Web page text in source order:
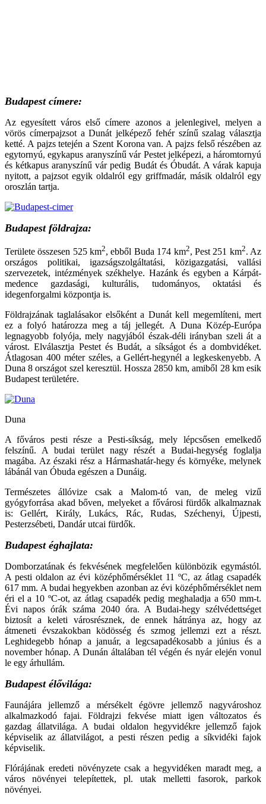
Budapest címere:
Az egyesített város első címere azonos a jelenlegivel, melyen a
vörös címerpajzsot a Dunát jelképező fehér színű szalag választja
ketté. A pajzs tetején a Szent Korona van. A pajzs felső részében az
egytornyú, egykapus aranyszínű vár Pestet jelképezi, a háromtornyú
és kétkapus aranyszínű vár pedig Budát és Óbudát. A várak kapuja
nyitott, a pajzsot egyik oldalról egy griffmadár, másik oldalról egy
oroszlán tartja.
Budapest földrajza:
Területe összesen 525 km2, ebből Buda 174 km2, Pest 251 km2. Az
országos politikai, igazságszolgáltatási, közigazgatási, vallási
szervezetek, intézmények székhelye. Hazánk és egyben a Kárpát-
medence gazdasági, kulturális, tudományos, oktatási és
idegenforgalmi központja is.
Földrajzának taglalásakor elsőként a Dunát kell megemlíteni, mert
ez a folyó határozza meg a táj jellegét. A Duna Közép-Európa
legnagyobb folyója, mely nagyjából észak-déli irányban szeli át a
várost. Elválasztja Pestet és Budát, a síkságot és a dombvidéket.
Átlagosan 400 méter széles, a Gellért-hegynél a legkeskenyebb. A
Duna 8 országot szel keresztül. Hossza 2850 km, amiből 28 km esik
Budapest területére.
Duna
A főváros pesti része a Pesti-síkság, mely lépcsősen emelkedő
felszínű. A budai terület nagy részét a Budai-hegység foglalja
magába. Az északi rész a Hármashatár-hegy és környéke, melynek
lábánál van Óbuda egészen a Dunáig.
Természetes állóvize csak a Malom-tó van, de meleg vizű
gyógyforrása akad bőven, melyeket a fővárosi fürdők alkalmaznak
is: Gellért, Király, Lukács, Rác, Rudas, Széchenyi, Újpesti,
Pesterzsébeti, Dandár utcai fürdők.
Budapest éghajlata:
Domborzatának és fekvésének megfelelően különbözik egymástól.
A pesti oldalon az évi középhőmérséklet 11 ºC, az átlag csapadék
617 mm. A budai hegyekben azonban az évi középhőmérséklet nem
éri el a 10 ºC-ot, az átlag csapadék pedig meghaladja a 650 mm-t.
Évi napos órák száma 2040 óra. A Budai-hegy szélvédettséget
biztosít a keleti városrésznek, de ennek hátránya az, hogy az
átmeneti évszakokban ködösség és szmog jellemzi ezt a részt.
Leghidegebb hónap a január, a legcsapadékosabb a június és a
november hónap. A Dunán általában tél végén és nyár elején vonul
le egy árhullám.
Budapest élővilága:
Faunájára jellemző a mérsékelt égövre jellemző nagyvároshoz
alkalmazkodó fajai. Földrajzi fekvése miatt igen változatos és
gazdag állatvilága. A budai oldalon hegyvidékre jellemző fajok
képviselik az állatvilágot, a pesti részen pedig a síkvidéki fajok
képviselik.
Flórájának eredeti növényzete csak a hegyvidéken maradt meg, a
város növényei telepítettek, pl. utak melletti fasorok, parkok
növényei.